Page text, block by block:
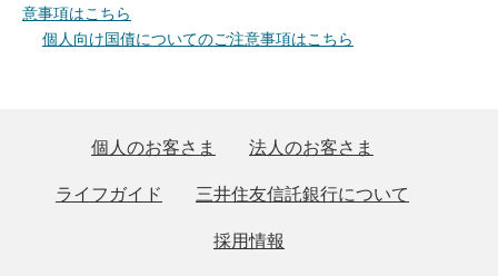
意事項はこちら
個人向け国債についてのご注意事項はこちら
個人のお客さま
法人のお客さま
ライフガイド
三井住友信託銀行について
採用情報